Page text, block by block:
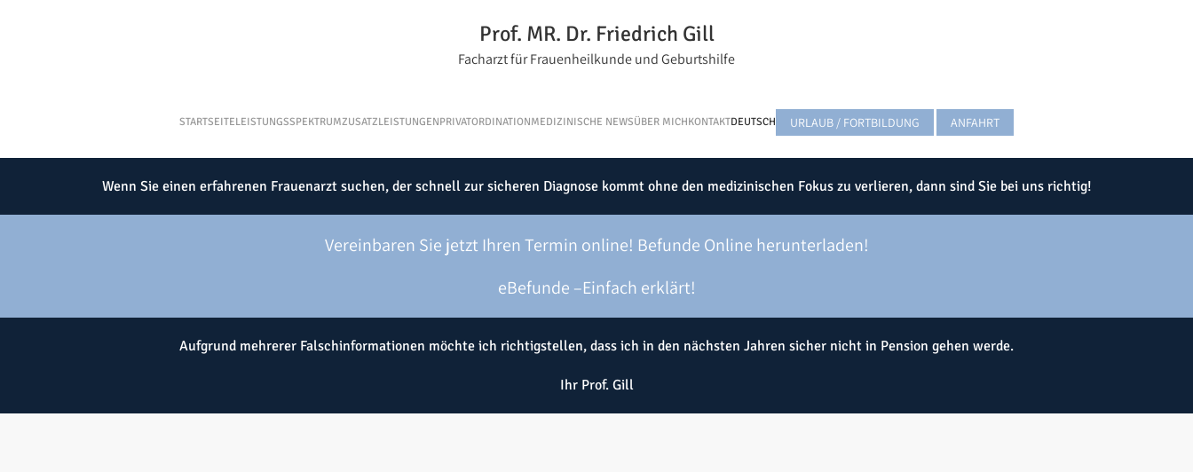
Prof. MR. Dr. Friedrich Gill
Facharzt für Frauenheilkunde und Geburtshilfe
STARTSEITELEISTUNGSSPEKTRUMZUSATZLEISTUNGENPRIVATORDINATIONMEDIZINISCHE NEWSÜBER MICHKONTAKTDEUTSCH URLAUB / FORTBILDUNG ANFAHRT
Wenn Sie einen erfahrenen Frauenarzt suchen, der schnell zur sicheren Diagnose kommt ohne den medizinischen Fokus zu verlieren, dann sind Sie bei uns richtig!
Vereinbaren Sie jetzt Ihren Termin online! Befunde Online herunterladen!
eBefunde –Einfach erklärt!
Aufgrund mehrerer Falschinformationen möchte ich richtigstellen, dass ich in den nächsten Jahren sicher nicht in Pension gehen werde.
Ihr Prof. Gill